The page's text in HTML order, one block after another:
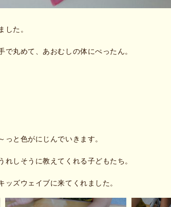
した。
丸めて、あおむしの体にぺったん。
っと色がにじんでいきます。
れしそうに教えてくれる子どもたち。
ズウェイブに来てくれました。